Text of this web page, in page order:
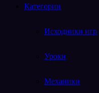
Категории
Исходники игр
Уроки
Механики